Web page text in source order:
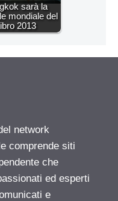
sarà la
mondiale del
2013
network
comprende siti
che
ed esperti
e